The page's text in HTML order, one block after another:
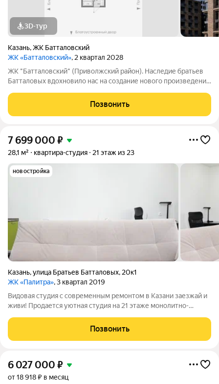
3D-тур
Казань,ЖК Батталовский
ЖК «Батталовский», 2 квартал 2028
ЖК "Батталовский" (Приволжский район). Наследие братьев
Батталовых вдохновило нас на создание нового произведения
Позвонить
7 699 000 ₽
28,1 м² квартира-студия 21 этаж из 23
новостройка
Казань,улица Братьев Батталовых, 20к1
ЖК «Палитра», 3 квартал 2019
Видовая студия с современным ремонтом в Казани заезжай и
живи! Продается уютная студия на 21 этаже монолитно-
этаж обеспечивает потрясающий вид из окна, много света и
отсутствие шума от городских
Позвонить
6 027 000 ₽
от 18 918 ₽ в месяц